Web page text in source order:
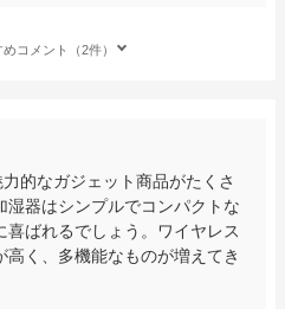
コメント（2件）
的なガジェット商品がたくさ
湿器はシンプルでコンパクトな
喜ばれるでしょう。ワイヤレス
く、多機能なものが増えてき